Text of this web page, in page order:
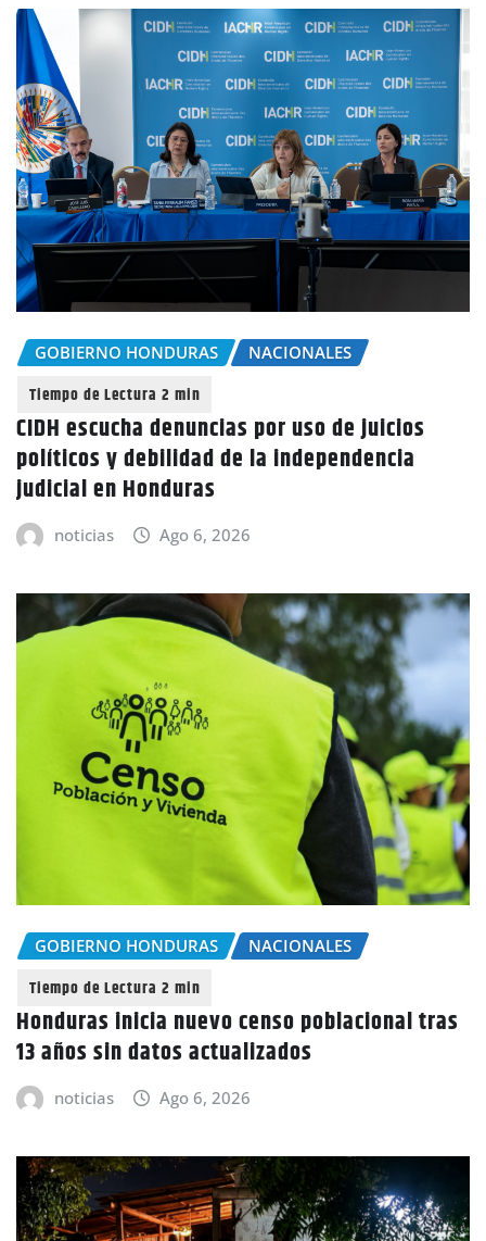
GOBIERNO HONDURAS NACIONALES
CIDH escucha denuncias por uso de juicios
políticos y debilidad de la independencia
judicial en Honduras
noticias Ago 6, 2026
GOBIERNO HONDURAS NACIONALES
Honduras inicia nuevo censo poblacional tras
13 años sin datos actualizados
noticias Ago 6, 2026